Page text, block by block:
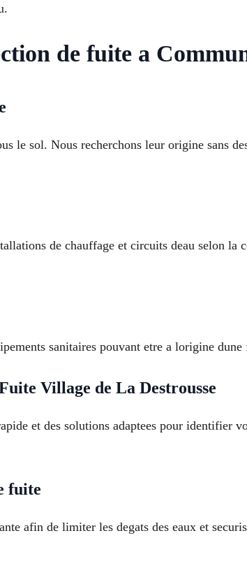
de fuite a
le sol. Nous recherchons leur origine sans
de chauffage et circuits deau selon
sanitaires pouvant etre a lorigine
Village de La Destrousse
et des solutions adaptees pour identifier
fuite
afin de limiter les degats des eaux et